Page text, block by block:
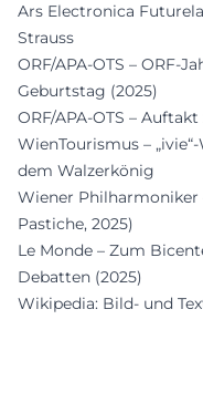
Ars Electronica
Strauss
ORF/APA-OTS – ORF-
Geburtstag (2025)
ORF/APA-OTS –
WienTourismus –
dem Walzerkönig
Wiener Philharmoniker
Pastiche, 2025)
Le Monde – Zum
Debatten (2025)
Wikipedia: Bild- und